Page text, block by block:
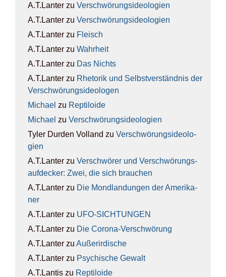
A.T.Lanter zu Ver­schwö­rungs­ideo­lo­gien
A.T.Lanter zu Ver­schwö­rungs­ideo­lo­gien
A.T.Lanter zu Fleisch
A.T.Lanter zu Wahr­heit
A.T.Lanter zu Das Nichts
A.T.Lanter zu Rhe­to­rik und Selbst­ver­ständ­nis der
Ver­schwö­rungs­ideo­lo­gen
Michael zu Rep­ti­lo­ide
Michael zu Ver­schwö­rungs­ideo­lo­gien
Tyler Durden Volland zu Ver­schwö­rungs­ideo­lo­
gien
A.T.Lanter zu Ver­schwö­rer und Ver­schwö­rungs­
auf­de­cker: Zwei, die sich brau­chen
A.T.Lanter zu Die Mond­lan­dun­gen der Ame­ri­ka­
ner
A.T.Lanter zu UFO-SICH­TUN­GEN
A.T.Lanter zu Die Coro­na-Ver­schwö­rung
A.T.Lanter zu Außer­ir­di­sche
A.T.Lanter zu Psy­chi­sche Gewalt
A.T.Lantis zu Rep­ti­lo­ide